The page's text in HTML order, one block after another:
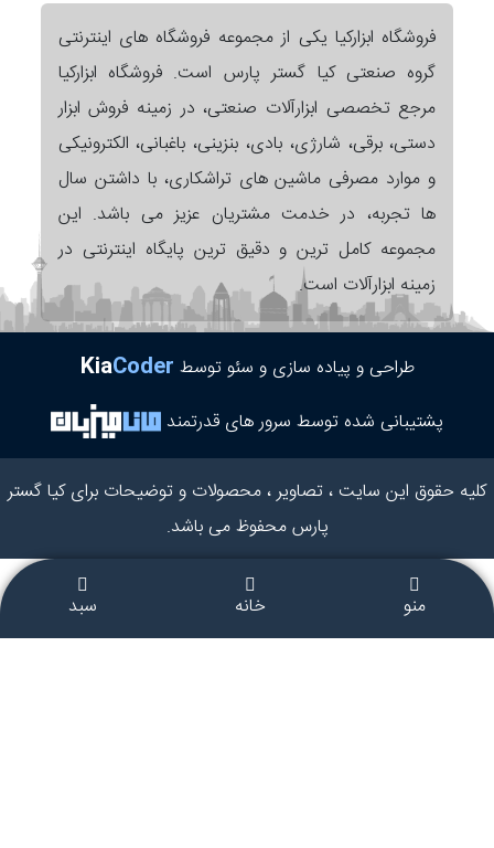
فروشگاه ابزارکیا یکی از مجموعه فروشگاه های اینترنتی
گروه صنعتی کیا گستر پارس است. فروشگاه ابزارکیا
مرجع تخصصی ابزارآلات صنعتی، در زمینه فروش ابزار
دستی، برقی، شارژی، بادی، بنزینی، باغبانی، الکترونیکی
و موارد مصرفی ماشین های تراشکاری، با داشتن سال
ها تجربه، در خدمت مشتریان عزیز می باشد. این
مجموعه کامل ترین و دقیق ترین پایگاه اینترنتی در
زمینه ابزارآلات است.
طراحی و پیاده سازی و سئو توسط KiaCoder
پشتیبانی شده توسط سرور های قدرتمند
کلیه حقوق این سایت ، تصاویر ، محصولات و توضیحات برای کیا گستر
پارس محفوظ می باشد.
منو خانه سبد